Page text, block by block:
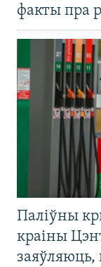
факты пра
Паліўны
краіны
заяўляюць,